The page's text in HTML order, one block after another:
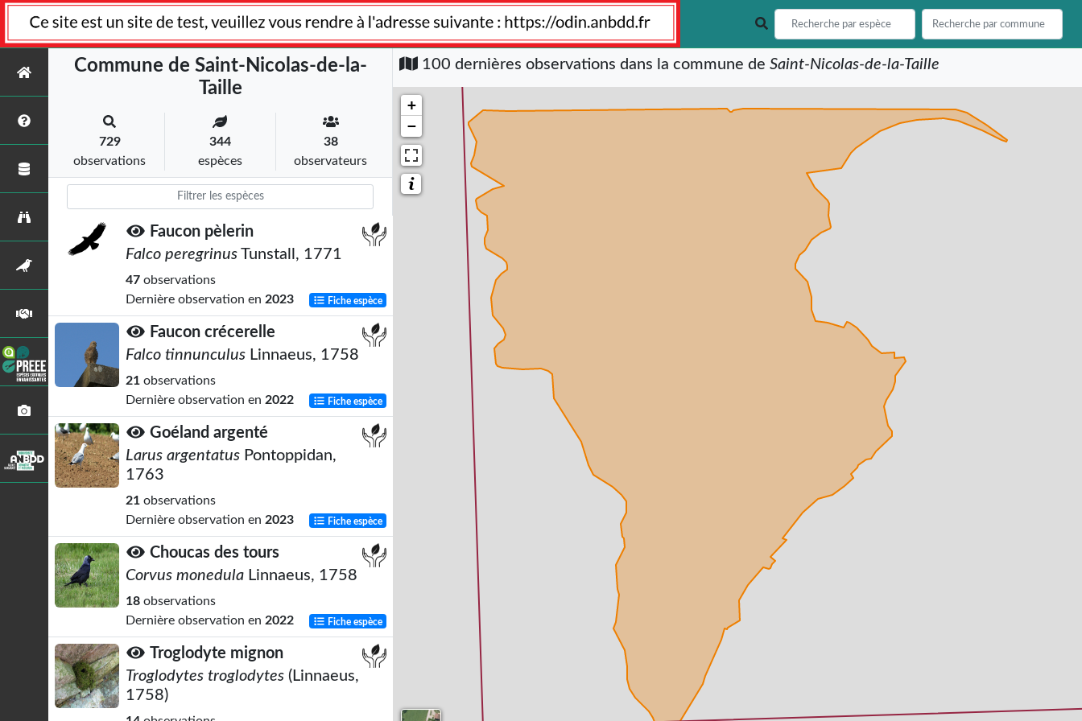
Commune de Saint-Nicolas-de-la-
Taille
729
observations
344
espèces
38
observateurs
Faucon pèlerin
Falco peregrinus Tunstall, 1771
47 observations
Dernière observation en 2023 Fiche espèce
Faucon crécerelle
Falco tinnunculus Linnaeus, 1758
21 observations
Dernière observation en 2022 Fiche espèce
Goéland argenté
Larus argentatus Pontoppidan,
1763
21 observations
Dernière observation en 2023 Fiche espèce
Choucas des tours
Corvus monedula Linnaeus, 1758
18 observations
Dernière observation en 2022 Fiche espèce
Troglodyte mignon
Troglodytes troglodytes (Linnaeus,
1758)
100 dernières observations dans la commune de Saint-Nicolas-de-la-Taille
+
−